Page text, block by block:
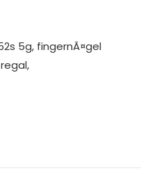
5g, fingernÃ¤gel